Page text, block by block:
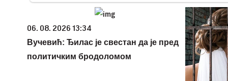
06. 08. 2026 13:34
Вучевић: Ђилас је свестан да је пред
политичким бродоломом